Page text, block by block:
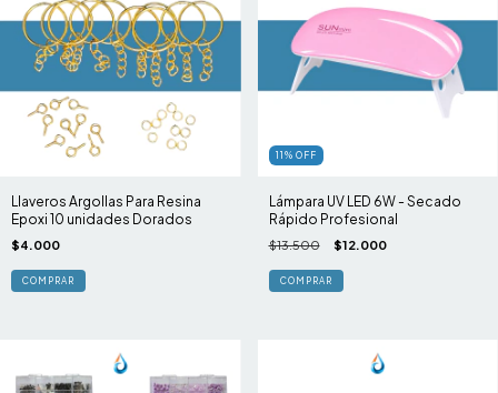
Llaveros Argollas Para Resina
Epoxi 10 unidades Dorados
$4.000
11 % OFF
Lámpara UV LED 6W - Secado
Rápido Profesional
$13.500 $12.000